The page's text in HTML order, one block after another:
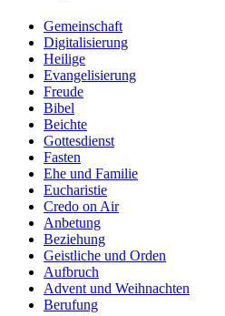
Gemeinschaft
Digitalisierung
Heilige
Evangelisierung
Freude
Bibel
Beichte
Gottesdienst
Fasten
Ehe und Familie
Eucharistie
Credo on Air
Anbetung
Beziehung
Geistliche und Orden
Aufbruch
Advent und Weihnachten
Berufung